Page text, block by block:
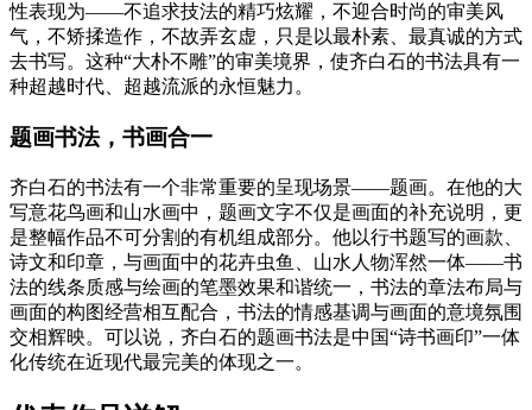
性表现为——不追求技法的精巧炫耀，不迎合时尚的审美风
气，不矫揉造作，不故弄玄虚，只是以最朴素、最真诚的方式
去书写。这种“大朴不雕”的审美境界，使齐白石的书法具有一
种超越时代、超越流派的永恒魅力。
题画书法，书画合一
齐白石的书法有一个非常重要的呈现场景——题画。在他的大
写意花鸟画和山水画中，题画文字不仅是画面的补充说明，更
是整幅作品不可分割的有机组成部分。他以行书题写的画款、
诗文和印章，与画面中的花卉虫鱼、山水人物浑然一体——书
法的线条质感与绘画的笔墨效果和谐统一，书法的章法布局与
画面的构图经营相互配合，书法的情感基调与画面的意境氛围
交相辉映。可以说，齐白石的题画书法是中国“诗书画印”一体
化传统在近现代最完美的体现之一。